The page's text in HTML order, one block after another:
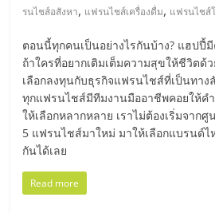
รน
ไชส์
ขาย
หน้า
รนไชส์อสังหา, แฟรนไชส์เครื่องดื่ม, แฟรนไชส์
ตอนนี้ทุกคนเป็นอย่างไรกันบ้าง? แฮปปี้
ถ้าใครที่อยากเติมเต็มความสุขให้ชีวิตด้
เลือกลงทุนกับธุรกิจแฟรนไชส์ที่เป็นทาง
ทุกแฟรนไชส์มีทีมงานมืออาชีพคอยให้ค
ให้เลือกหลากหลาย เราไม่ต้องเริ่มจาก
5 แฟรนไชส์มาใหม่ มาให้เลือกแบรนด์
กันได้เลย
Read more